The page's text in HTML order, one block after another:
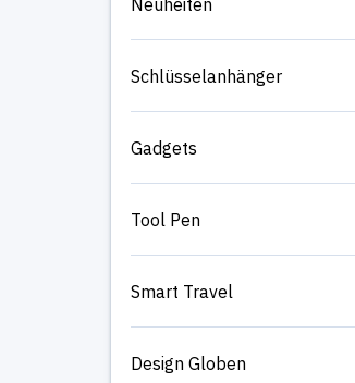
Neuheiten
Schlüsselanhänger
Gadgets
Tool Pen
Smart Travel
Design Globen